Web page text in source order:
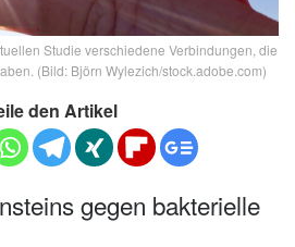
Studie verschiedene Verbindungen, die
(Bild: Björn Wylezich/stock.adobe.com)
den Artikel
gegen bakterielle